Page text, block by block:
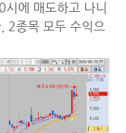
에 매도하고 나니
2종목 모두 수익으